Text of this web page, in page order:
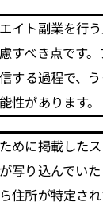
イト副業を行
すべき点です
する過程で、
性があります。
めに掲載した
写り込んでい
住所が特定さ